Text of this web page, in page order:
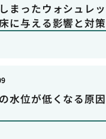
まったウォシュレ
に与える影響と対策
水位が低くなる原